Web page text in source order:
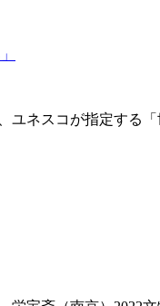
ユネスコが指定する